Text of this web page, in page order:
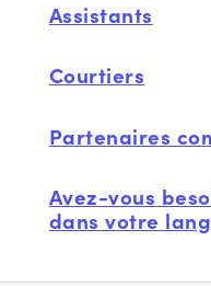
Assistants
Courtiers
Partenaires
Avez-vous
dans votre